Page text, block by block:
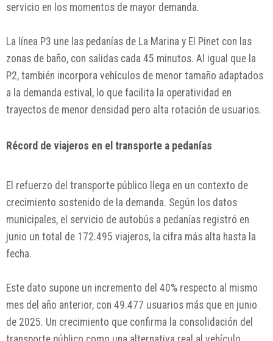
servicio en los momentos de mayor demanda.
La línea P3 une las pedanías de La Marina y El Pinet con las
zonas de baño, con salidas cada 45 minutos. Al igual que la
P2, también incorpora vehículos de menor tamaño adaptados
a la demanda estival, lo que facilita la operatividad en
trayectos de menor densidad pero alta rotación de usuarios.
Récord de viajeros en el transporte a pedanías
El refuerzo del transporte público llega en un contexto de
crecimiento sostenido de la demanda. Según los datos
municipales, el servicio de autobús a pedanías registró en
junio un total de 172.495 viajeros, la cifra más alta hasta la
fecha.
Este dato supone un incremento del 40% respecto al mismo
mes del año anterior, con 49.477 usuarios más que en junio
de 2025. Un crecimiento que confirma la consolidación del